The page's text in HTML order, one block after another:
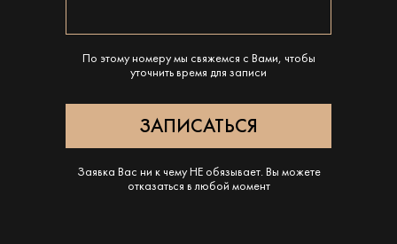
По этому номеру мы свяжемся с Вами, чтобы
уточнить время для записи
Заявка Вас ни к чему НЕ обязывает. Вы можете
отказаться в любой момент